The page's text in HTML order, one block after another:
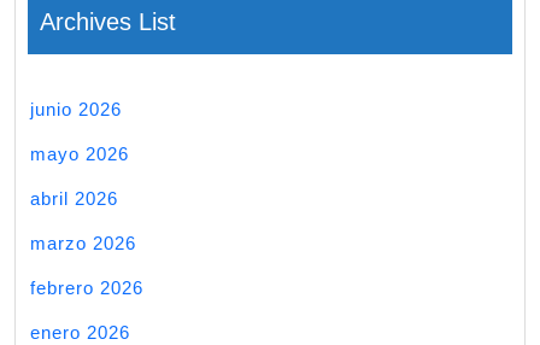
Archives List
junio 2026
mayo 2026
abril 2026
marzo 2026
febrero 2026
enero 2026